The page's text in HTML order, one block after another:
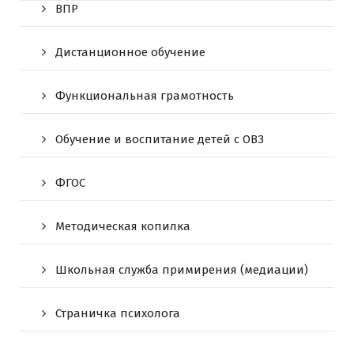
ВПР
Дистанционное обучение
Функциональная грамотность
Обучение и воспитание детей с ОВЗ
ФГОС
Методическая копилка
Школьная служба примирения (медиации)
Страничка психолога